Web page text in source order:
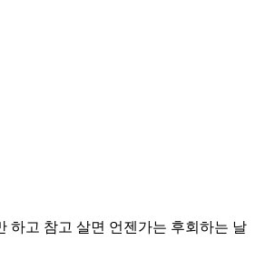
하고 참고 살면 언젠가는 후회하는 날